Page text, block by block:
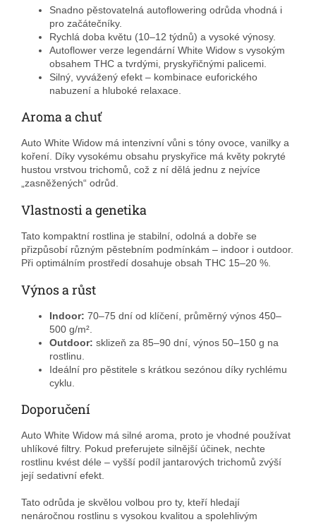
Snadno pěstovatelná autoflowering odrůda vhodná i
pro začátečníky.
Rychlá doba květu (10–12 týdnů) a vysoké výnosy.
Autoflower verze legendární White Widow s vysokým
obsahem THC a tvrdými, pryskyřičnými palicemi.
Silný, vyvážený efekt – kombinace euforického
nabuzení a hluboké relaxace.
Aroma a chuť
Auto White Widow má intenzivní vůni s tóny ovoce, vanilky a
koření. Díky vysokému obsahu pryskyřice má květy pokryté
hustou vrstvou trichomů, což z ní dělá jednu z nejvíce
„zasněžených“ odrůd.
Vlastnosti a genetika
Tato kompaktní rostlina je stabilní, odolná a dobře se
přizpůsobí různým pěstebním podmínkám – indoor i outdoor.
Při optimálním prostředí dosahuje obsah THC 15–20 %.
Výnos a růst
Indoor: 70–75 dní od klíčení, průměrný výnos 450–
500 g/m².
Outdoor: sklizeň za 85–90 dní, výnos 50–150 g na
rostlinu.
Ideální pro pěstitele s krátkou sezónou díky rychlému
cyklu.
Doporučení
Auto White Widow má silné aroma, proto je vhodné používat
uhlíkové filtry. Pokud preferujete silnější účinek, nechte
rostlinu kvést déle – vyšší podíl jantarových trichomů zvýší
její sedativní efekt.
Tato odrůda je skvělou volbou pro ty, kteří hledají
nenáročnou rostlinu s vysokou kvalitou a spolehlivým